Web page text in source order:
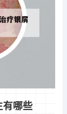
有哪些